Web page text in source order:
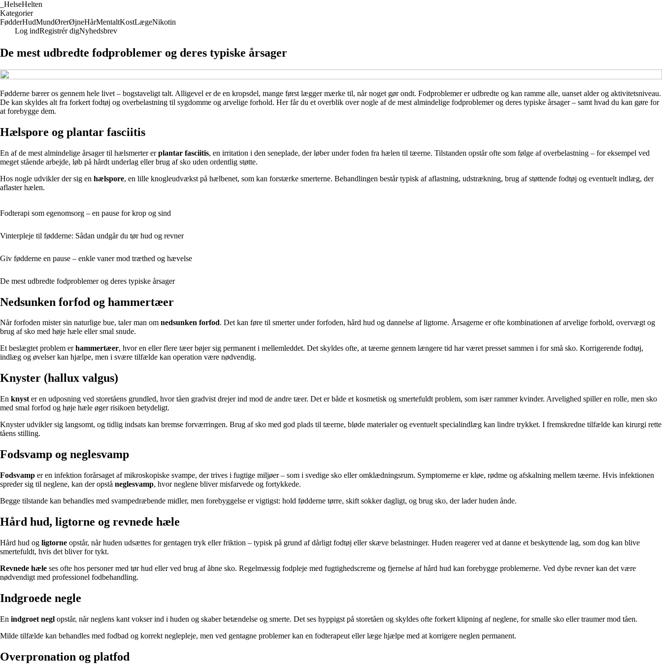
HelseHelten
Kategorier
FødderHudMundØrerØjneHårMentaltKostLægeNikotin
Log indRegistrér digNyhedsbrev
De mest udbredte fodproblemer og deres typiske årsager
Fødderne bærer os gennem hele livet – bogstaveligt talt. Alligevel er de en kropsdel, mange først lægger mærke til, når noget gør ondt. Fodproblemer er udbredte og kan ramme alle, uanset alder og aktivitetsniveau.
De kan skyldes alt fra forkert fodtøj og overbelastning til sygdomme og arvelige forhold. Her får du et overblik over nogle af de mest almindelige fodproblemer og deres typiske årsager – samt hvad du kan gøre for
at forebygge dem.
Hælspore og plantar fasciitis
En af de mest almindelige årsager til hælsmerter erplantar fasciitis, en irritation i den seneplade, der løber under foden fra hælen til tæerne. Tilstanden opstår ofte som følge af overbelastning – for eksempel ved
meget stående arbejde, løb på hårdt underlag eller brug af sko uden ordentlig støtte.
Hos nogle udvikler der sig en hælspore, en lille knogleudvækst på hælbenet, som kan forstærke smerterne. Behandlingen består typisk af aflastning, udstrækning, brug af støttende fodtøj og eventuelt indlæg, der
aflaster hælen.
Fodterapi som egenomsorg – en pause for krop og sind
Vinterpleje til fødderne: Sådan undgår du tør hud og revner
Giv fødderne en pause – enkle vaner mod træthed og hævelse
De mest udbredte fodproblemer og deres typiske årsager
Nedsunken forfod og hammertæer
Når forfoden mister sin naturlige bue, taler man om nedsunken forfod. Det kan føre til smerter under forfoden, hård hud og dannelse af ligtorne. Årsagerne er ofte kombinationen af arvelige forhold, overvægt og
brug af sko med høje hæle eller smal snude.
Et beslægtet problem erhammertæer, hvor en eller flere tæer bøjer sig permanent i mellemleddet. Det skyldes ofte, at tæerne gennem længere tid har været presset sammen i for små sko. Korrigerende fodtøj,
indlæg og øvelser kan hjælpe, men i svære tilfælde kan operation være nødvendig.
Knyster (hallux valgus)
En knyst er en udposning ved storetåens grundled, hvor tåen gradvist drejer ind mod de andre tæer. Det er både et kosmetisk og smertefuldt problem, som især rammer kvinder. Arvelighed spiller en rolle, men sko
med smal forfod og høje hæle øger risikoen betydeligt.
Knyster udvikler sig langsomt, og tidlig indsats kan bremse forværringen. Brug af sko med god plads til tæerne, bløde materialer og eventuelt specialindlæg kan lindre trykket. I fremskredne tilfælde kan kirurgi rette
tåens stilling.
Fodsvamp og neglesvamp
Fodsvamp er en infektion forårsaget af mikroskopiske svampe, der trives i fugtige miljøer – som i svedige sko eller omklædningsrum. Symptomerne er kløe, rødme og afskalning mellem tæerne. Hvis infektionen
spreder sig til neglene, kan der opstå neglesvamp, hvor neglene bliver misfarvede og fortykkede.
Begge tilstande kan behandles med svampedræbende midler, men forebyggelse er vigtigst: hold fødderne tørre, skift sokker dagligt, og brug sko, der lader huden ånde.
Hård hud, ligtorne og revnede hæle
Hård hud og ligtorne opstår, når huden udsættes for gentagen tryk eller friktion – typisk på grund af dårligt fodtøj eller skæve belastninger. Huden reagerer ved at danne et beskyttende lag, som dog kan blive
smertefuldt, hvis det bliver for tykt.
Revnede hæle ses ofte hos personer med tør hud eller ved brug af åbne sko. Regelmæssig fodpleje med fugtighedscreme og fjernelse af hård hud kan forebygge problemerne. Ved dybe revner kan det være
nødvendigt med professionel fodbehandling.
Indgroede negle
En indgroet negl opstår, når neglens kant vokser ind i huden og skaber betændelse og smerte. Det ses hyppigst på storetåen og skyldes ofte forkert klipning af neglene, for smalle sko eller traumer mod tåen.
Milde tilfælde kan behandles med fodbad og korrekt neglepleje, men ved gentagne problemer kan en fodterapeut eller læge hjælpe med at korrigere neglen permanent.
Overpronation og platfod